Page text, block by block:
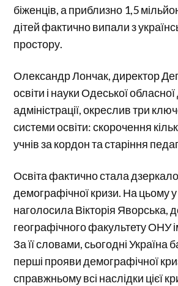
біженців, а приблизно 1,5
дітей фактично випали з
простору.
Олександр Лончак, директор
освіти і науки Одеської
адміністрації, окреслив три
системи освіти: скорочення
учнів за кордон та старіння
Освіта фактично стала
демографічної кризи. На цьому у
наголосила Вікторія Яворська,
географічного факультету ОНУ
За її словами, сьогодні Україна
перші прояви демографічної
справжньому всі наслідки цієї